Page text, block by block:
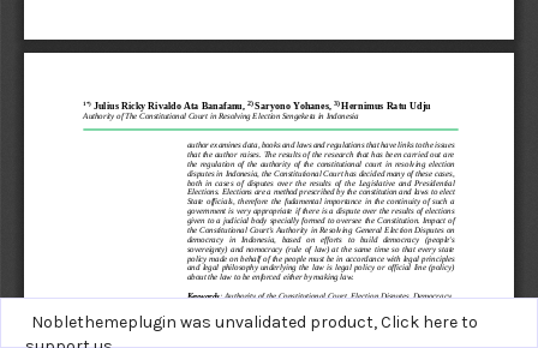
Noblethemeplugin was unvalidated product,Click here to